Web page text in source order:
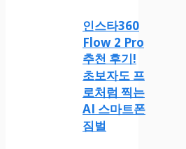
인스타360
Flow 2 Pro
추천 후기!
초보자도 프
로처럼 찍는
AI 스마트폰
짐벌